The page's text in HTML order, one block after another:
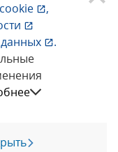
cookie
,
.
Все права